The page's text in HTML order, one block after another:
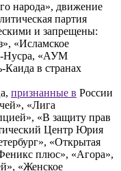
народа», движение
партия
и запрещены:
«Исламское
Нусра, «АУМ
Каида в странах
признанные в России
«Лига
«В защиту прав
Центр Юрия
«Открытая
плюс», «Агора»,
«Женское